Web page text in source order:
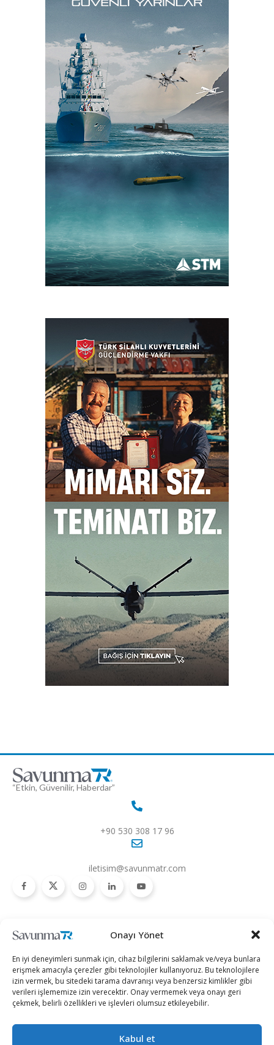
Onayı Yönet
En iyi deneyimleri sunmak için, cihaz bilgilerini saklamak ve/veya bunlara
erişmek amacıyla çerezler gibi teknolojiler kullanıyoruz. Bu teknolojilere
izin vermek, bu sitedeki tarama davranışı veya benzersiz kimlikler gibi
verileri işlememize izin verecektir. Onay vermemek veya onayı geri
çekmek, belirli özellikleri ve işlevleri olumsuz etkileyebilir.
Kabul et
“Etkin, Güvenilir, Haberdar”
+90 530 308 17 96
iletisim@savunmatr.com
Savunma Sanayii
Hava Platformları
Kara Platformları
Deniz Platformları
İnsansız Sistemler
Kategoriler
Siber Güvenlik
Teknoloji
Röportajlar
Politika
Dosya Haber
SavunmaTR
Hakkımızda
Kariyer
Gizlilik Politikası
Künye